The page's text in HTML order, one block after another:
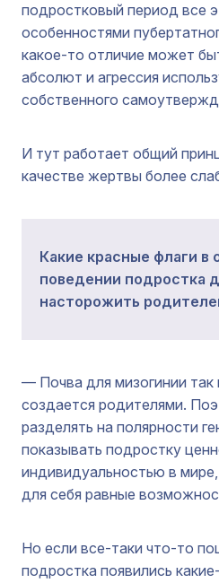
подростковый период все
особенностями
какое-то отличие может
абсолют и агрессия
собственного
И тут работает общий
качестве жертвы более
Какие красные флаги в
поведении подростка
насторожить
— Почва для мизогинии так
создается родителями.
разделять на полярности
показывать подростку
индивидуальностью в
для себя равные
Но если все-таки что-то
подростка появились